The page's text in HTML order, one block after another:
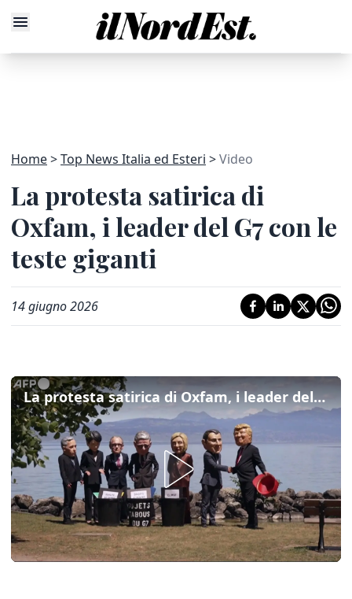
Home Top News Italia ed Esteri Video
La protesta satirica di
Oxfam, i leader del G7 con le
teste giganti
14 giugno 2026
La protesta satirica di Oxfam, i leader del G7 con le teste giganti